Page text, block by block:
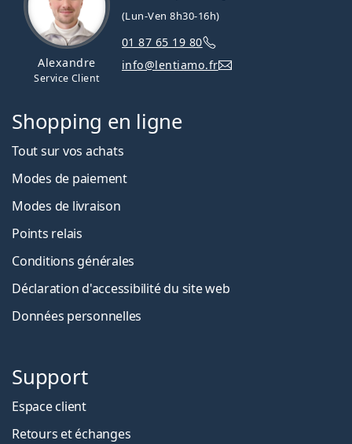
Alexandre
Service Client
(Lun-Ven 8h30-16h)
01 87 65 19 80
info@lentiamo.fr
Shopping en ligne
Tout sur vos achats
Modes de paiement
Modes de livraison
Points relais
Conditions générales
Déclaration d'accessibilité du site web
Données personnelles
Support
Espace client
Retours et échanges